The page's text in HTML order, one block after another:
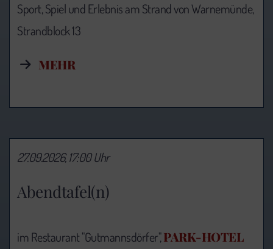
Sport, Spiel und Erlebnis am Strand von Warnemünde,
Strandblock 13
MEHR
Abendtafel(n)
27.09.2026, 17:00 Uhr
im Restaurant "Gutmannsdörfer",PARK-HOTEL